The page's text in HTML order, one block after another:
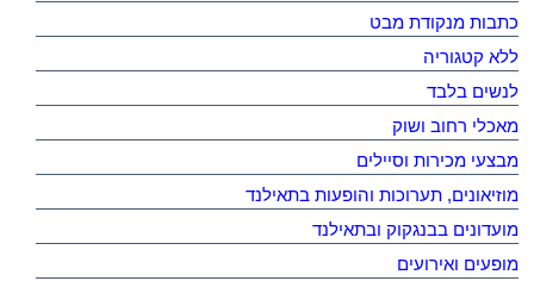
כתבות מנקודת מבט
ללא קטגוריה
לנשים בלבד
מאכלי רחוב ושוק
מבצעי מכירות וסיילים
מוזיאונים, תערוכות והופעות בתאילנד
מועדונים בבנגקוק ובתאילנד
מופעים ואירועים